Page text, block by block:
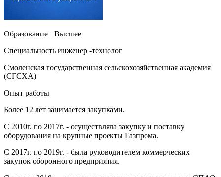
Образование - Высшее
Специальность инженер -технолог
Смоленская государственная сельскохозяйственная академия
(СГСХА)
Опыт работы
Более 12 лет занимается закупками.
С 2010г. по 2017г. - осуществляла закупку и поставку
оборудования на крупные проекты Газпрома.
С 2017г. по 2019г. - была руководителем коммерческих
закупок оборонного предприятия.